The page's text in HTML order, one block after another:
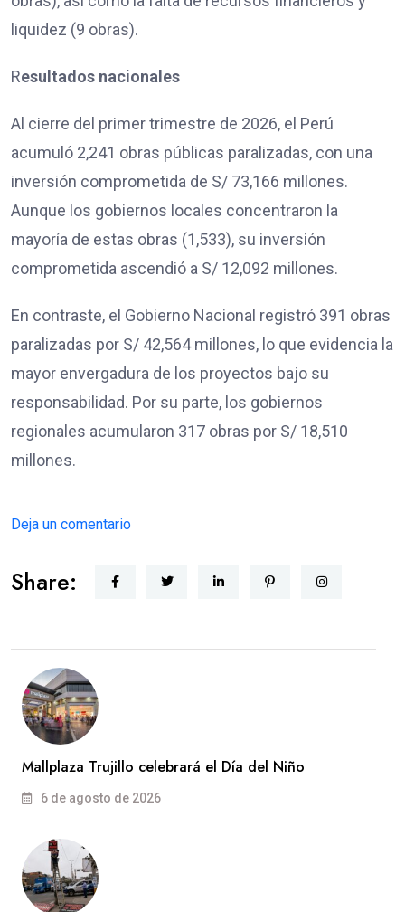
liquidez (9 obras).
Resultados nacionales
Al cierre del primer trimestre de 2026, el Perú
acumuló 2,241 obras públicas paralizadas, con una
inversión comprometida de S/ 73,166 millones.
Aunque los gobiernos locales concentraron la
mayoría de estas obras (1,533), su inversión
comprometida ascendió a S/ 12,092 millones.
En contraste, el Gobierno Nacional registró 391 obras
paralizadas por S/ 42,564 millones, lo que evidencia la
mayor envergadura de los proyectos bajo su
responsabilidad. Por su parte, los gobiernos
regionales acumularon 317 obras por S/ 18,510
millones.
Deja un comentario
Share:
Mallplaza Trujillo celebrará el Día del Niño
6 de agosto de 2026